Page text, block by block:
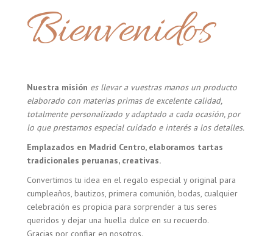
Bienvenidos
Nuestra misión es llevar a vuestras manos un producto
elaborado con materias primas de excelente calidad,
totalmente personalizado y adaptado a cada ocasión, por
lo que prestamos especial cuidado e interés a los detalles.
Emplazados en Madrid Centro, elaboramos tartas
tradicionales peruanas, creativas.
Convertimos tu idea en el regalo especial y original para
cumpleaños, bautizos, primera comunión, bodas, cualquier
celebración es propicia para sorprender a tus seres
queridos y dejar una huella dulce en su recuerdo.
Gracias por confiar en nosotros.